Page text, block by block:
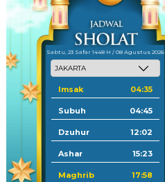
Sabtu, 23 Safar 1448 H / 08 Agustus 2026
Imsak 04:35
Subuh 04:45
Dzuhur 12:02
Ashar 15:23
Maghrib 17:58